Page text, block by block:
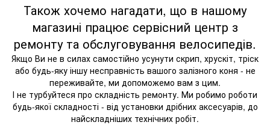
Також хочемо нагадати, що в нашому
магазині працює сервісний центр з
ремонту та обслуговування велосипедів.
Якщо Ви не в силах самостійно усунути скрип, хрускіт, тріск
або будь-яку іншу несправність вашого залізного коня - не
переживайте, ми допоможемо вам з цим.
І не турбуйтеся про складність ремонту. Ми робимо роботи
будь-якої складності - від установки дрібних аксесуарів, до
найскладніших технічних робіт.